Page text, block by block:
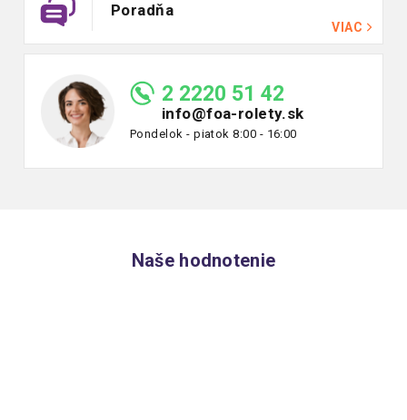
Poradňa
VIAC
2 2220 51 42
info@foa-rolety.sk
Pondelok - piatok 8:00 - 16:00
Naše hodnotenie